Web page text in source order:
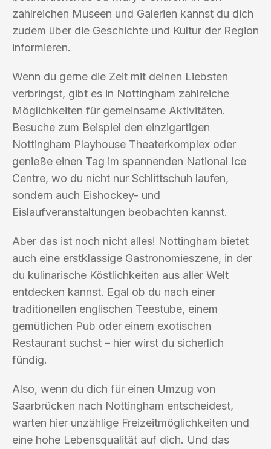
zahlreichen Museen und Galerien kannst du dich
zudem über die Geschichte und Kultur der Region
informieren.
Wenn du gerne die Zeit mit deinen Liebsten
verbringst, gibt es in Nottingham zahlreiche
Möglichkeiten für gemeinsame Aktivitäten.
Besuche zum Beispiel den einzigartigen
Nottingham Playhouse Theaterkomplex oder
genieße einen Tag im spannenden National Ice
Centre, wo du nicht nur Schlittschuh laufen,
sondern auch Eishockey- und
Eislaufveranstaltungen beobachten kannst.
Aber das ist noch nicht alles! Nottingham bietet
auch eine erstklassige Gastronomieszene, in der
du kulinarische Köstlichkeiten aus aller Welt
entdecken kannst. Egal ob du nach einer
traditionellen englischen Teestube, einem
gemütlichen Pub oder einem exotischen
Restaurant suchst – hier wirst du sicherlich
fündig.
Also, wenn du dich für einen Umzug von
Saarbrücken nach Nottingham entscheidest,
warten hier unzählige Freizeitmöglichkeiten und
eine hohe Lebensqualität auf dich. Und das